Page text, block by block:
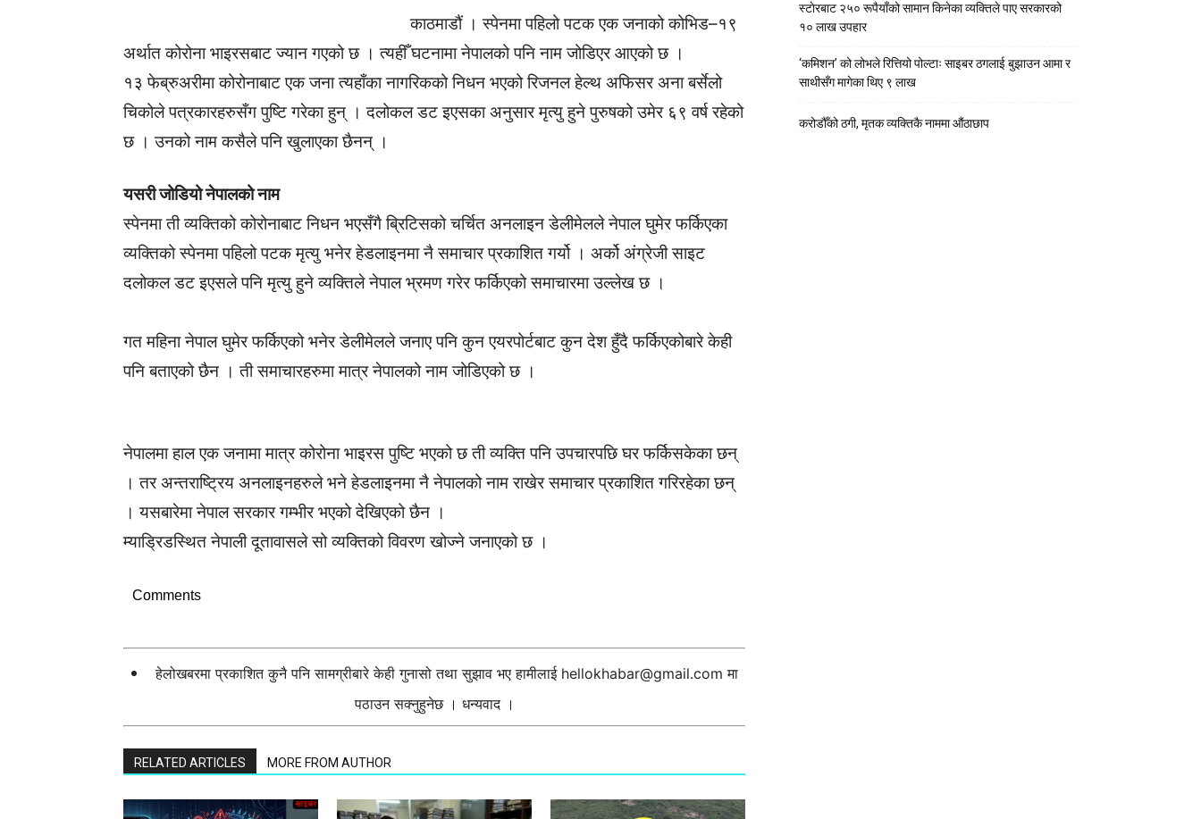
काठमाडौं । स्पेनमा पहिलो पटक एक जनाको कोभिड–१९
अर्थात कोरोना भाइरसबाट ज्यान गएको छ । त्यहीँ घटनामा नेपालको पनि नाम जोडिएर आएको छ ।
१३ फेब्रुअरीमा कोरोनाबाट एक जना त्यहाँका नागरिकको निधन भएको रिजनल हेल्थ अफिसर अना बर्सेलो
चिकोले पत्रकारहरुसँग पुष्टि गरेका हुन् । दलोकल डट इएसका अनुसार मृत्यु हुने पुरुषको उमेर ६९ वर्ष रहेको
छ । उनको नाम कसैले पनि खुलाएका छैनन् ।
यसरी जोडियो नेपालको नाम
स्पेनमा ती व्यक्तिको कोरोनाबाट निधन भएसँगै ब्रिटिसको चर्चित अनलाइन डेलीमेलले नेपाल घुमेर फर्किएका
व्यक्तिको स्पेनमा पहिलो पटक मृत्यु भनेर हेडलाइनमा नै समाचार प्रकाशित गर्यो । अर्को अंग्रेजी साइट
दलोकल डट इएसले पनि मृत्यु हुने व्यक्तिले नेपाल भ्रमण गरेर फर्किएको समाचारमा उल्लेख छ ।
गत महिना नेपाल घुमेर फर्किएको भनेर डेलीमेलले जनाए पनि कुन एयरपोर्टबाट कुन देश हुँदै फर्किएकोबारे केही
पनि बताएको छैन । ती समाचारहरुमा मात्र नेपालको नाम जोडिएको छ ।
नेपालमा हाल एक जनामा मात्र कोरोना भाइरस पुष्टि भएको छ ती व्यक्ति पनि उपचारपछि घर फर्किसकेका छन्
। तर अन्तराष्ट्रिय अनलाइनहरुले भने हेडलाइनमा नै नेपालको नाम राखेर समाचार प्रकाशित गरिरहेका छन्
। यसबारेमा नेपाल सरकार गम्भीर भएको देखिएको छैन ।
म्याड्रिडस्थित नेपाली दूतावासले सो व्यक्तिको विवरण खोज्ने जनाएको छ ।
Comments
हेलोखबरमा प्रकाशित कुनै पनि सामग्रीबारे केही गुनासो तथा सुझाव भए हामीलाई hellokhabar@gmail.com मा
पठाउन सक्नुहुनेछ । धन्यवाद ।
RELATED ARTICLES MORE FROM AUTHOR
स्टाेरबाट २५० रूपैयाँको सामान किनेका व्यक्तिले पाए सरकारको
१० लाख उपहार
‘कमिशन’ को लोभले रित्तियो पोल्टाः साइबर ठगलाई बुझाउन आमा र
साथीसँग मागेका थिए ९ लाख
करोडौँको ठगी, मृतक व्यक्तिकै नाममा औंठाछाप